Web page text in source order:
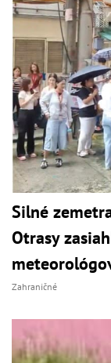
Silné
Otrasy
Zahraničné